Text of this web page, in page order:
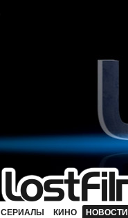
СЕРИАЛЫ КИНО НОВОСТИ